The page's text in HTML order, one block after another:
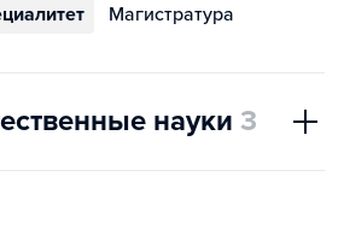
Магистратура
науки 3